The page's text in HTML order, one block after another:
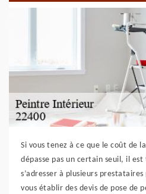
Si vous tenez à ce que le coût de
dépasse pas un certain seuil, il
s’adresser à plusieurs
vous établir des devis de pose de